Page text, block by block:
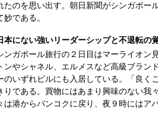
たのを思い出す。朝日新聞がシンガポー
妙である。
にない強いリーダーシップと不退転の
ンガポール旅行の２日目はマーライオン
ンやシャネル、エルメスなど高級ブラン
のいずれビルにも入居している。「良く
りである。買物にはあまり興味のない我
は港からバンコクに戻り、夜９時にはア